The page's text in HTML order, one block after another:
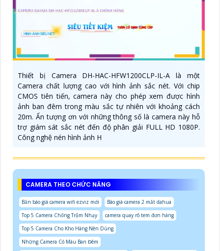
Thiết bị Camera DH-HAC-HFW1200CLP-IL-A là một
Camera chất lượng cao với hình ảnh sắc nét. Với chip
CMOS tiên tiến, camera này cho phép xem được hình
ảnh ban đêm trong màu sắc tự nhiên với khoảng cách
20m. Ấn tượng ơn với những thông số là camera này hỗ
trợ giám sát sắc nét đến độ phân giải FULL HD 1080P.
Công nghệ nén hình ảnh H
CAMERA THEO CHỨC NĂNG
Bản báo giá camera wifi ezviz mới
Báo giá camera 2 mắt dahua
Top 5 Camera Chống Trộm Nhạy
camera quay rõ tem đơn hàng
Top 5 Camera Cho Kho Hàng Nên Dùng
Những Camera Có Màu Ban Đêm